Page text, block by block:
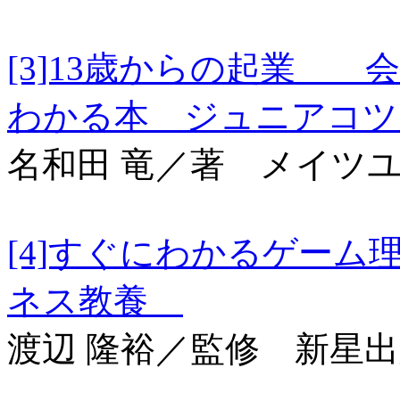
[3]13歳からの起業 会
わかる本 ジュニアコ
名和田 竜／著 メイツ
[4]すぐにわかるゲー
ネス教養
渡辺 隆裕／監修 新星